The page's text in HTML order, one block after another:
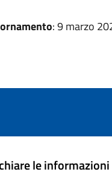
: 9 marzo
le